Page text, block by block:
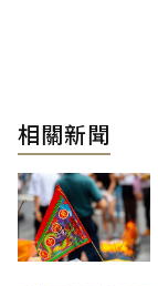
相關新聞